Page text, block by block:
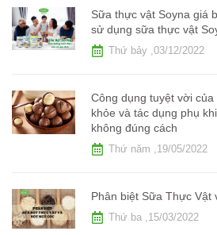
Sữa thực vật Soyna giá
sử dụng sữa thực vật
Thứ bảy ,03/12/2022
Công dụng tuyệt vời
khỏe và tác dụng phụ
không đúng cách
Thứ năm ,19/05/2022
Phân biệt Sữa Thực Vật
Thứ ba ,15/03/2022